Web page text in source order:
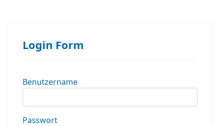
Login Form
Benutzername
Passwort